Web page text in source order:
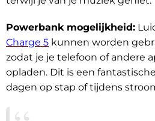
Powerbank mogelijkheid:
Charge 5 kunnen worden
zodat je je telefoon of andere
opladen. Dit is een
dagen op stap of tijdens